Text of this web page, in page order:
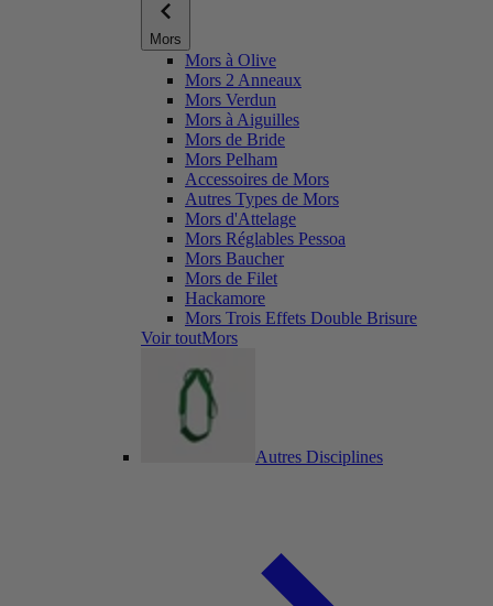
Mors
Mors à Olive
Mors 2 Anneaux
Mors Verdun
Mors à Aiguilles
Mors de Bride
Mors Pelham
Accessoires de Mors
Autres Types de Mors
Mors d'Attelage
Mors Réglables Pessoa
Mors Baucher
Mors de Filet
Hackamore
Mors Trois Effets Double Brisure
Voir toutMors
Autres Disciplines